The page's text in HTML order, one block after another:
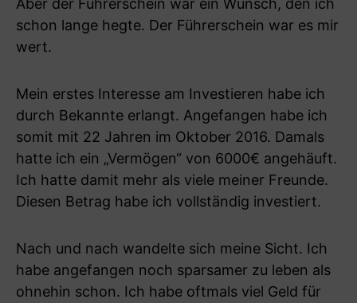
Aber der Führerschein war ein Wunsch, den ich
schon lange hegte. Der Führerschein war es mir
wert.
Mein erstes Interesse am Investieren habe ich
durch Bekannte erlangt. Angefangen habe ich
somit mit 22 Jahren im Oktober 2016. Damals
hatte ich ein „Vermögen“ von 6000€ angehäuft.
Ich hatte damit mehr als viele meiner Freunde.
Diesen Betrag habe ich vollständig investiert.
Nach und nach wandelte sich meine Sicht. Ich
habe angefangen noch sparsamer zu leben als
ohnehin schon. Ich habe oftmals viel Geld für